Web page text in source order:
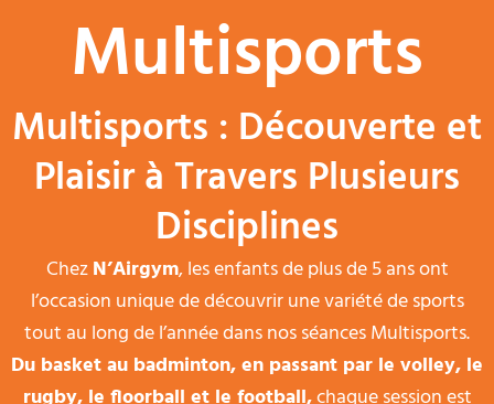
Multisports
Multisports : Découverte et
Plaisir à Travers Plusieurs
Disciplines
ChezN’Airgym, les enfants de plus de 5 ans ont
l’occasion unique de découvrir une variété de sports
tout au long de l’année dans nos séances Multisports.
Du basket au badminton, en passant par le volley, le